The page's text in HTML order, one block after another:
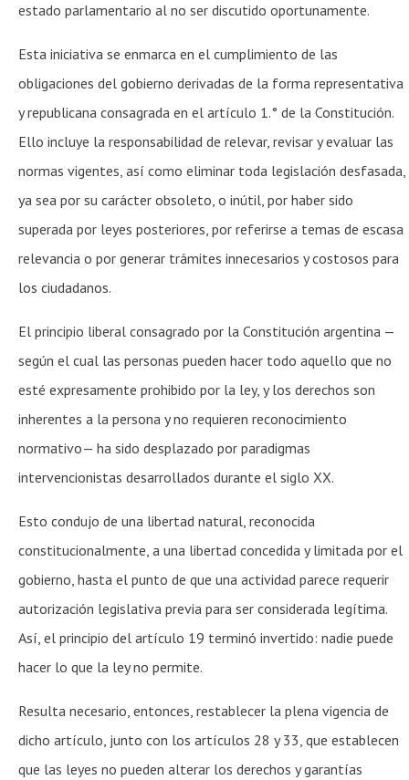
estado parlamentario al no ser discutido oportunamente.
Esta iniciativa se enmarca en el cumplimiento de las
obligaciones del gobierno derivadas de la forma representativa
y republicana consagrada en el artículo 1.° de la Constitución.
Ello incluye la responsabilidad de relevar, revisar y evaluar las
normas vigentes, así como eliminar toda legislación desfasada,
ya sea por su carácter obsoleto, o inútil, por haber sido
superada por leyes posteriores, por referirse a temas de escasa
relevancia o por generar trámites innecesarios y costosos para
los ciudadanos.
El principio liberal consagrado por la Constitución argentina —
según el cual las personas pueden hacer todo aquello que no
esté expresamente prohibido por la ley, y los derechos son
inherentes a la persona y no requieren reconocimiento
normativo— ha sido desplazado por paradigmas
intervencionistas desarrollados durante el siglo XX.
Esto condujo de una libertad natural, reconocida
constitucionalmente, a una libertad concedida y limitada por el
gobierno, hasta el punto de que una actividad parece requerir
autorización legislativa previa para ser considerada legítima.
Así, el principio del artículo 19 terminó invertido: nadie puede
hacer lo que la ley no permite.
Resulta necesario, entonces, restablecer la plena vigencia de
dicho artículo, junto con los artículos 28 y 33, que establecen
que las leyes no pueden alterar los derechos y garantías